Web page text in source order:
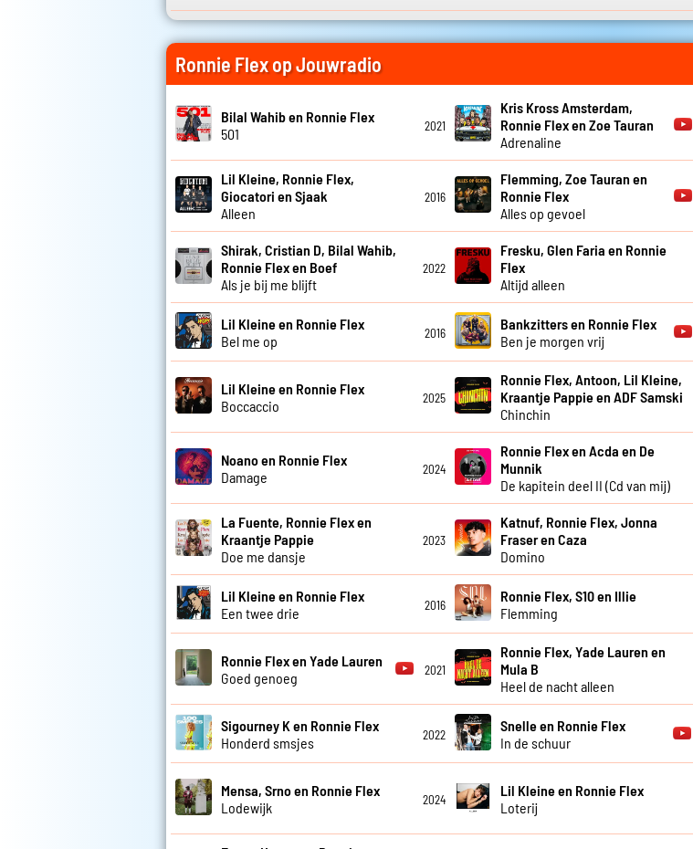
Ronnie Flex op Jouwradio
Bilal Wahib en Ronnie Flex
501
2021
Kris Kross Amsterdam,
Ronnie Flex en Zoe Tauran
Adrenaline
Lil Kleine, Ronnie Flex,
Giocatori en Sjaak
Alleen
2016
Flemming, Zoe Tauran en
Ronnie Flex
Alles op gevoel
Shirak, Cristian D, Bilal Wahib,
Ronnie Flex en Boef
Als je bij me blijft
2022
Fresku, Glen Faria en Ronnie
Flex
Altijd alleen
Lil Kleine en Ronnie Flex
Bel me op
2016
Bankzitters en Ronnie Flex
Ben je morgen vrij
Lil Kleine en Ronnie Flex
Boccaccio
2025
Ronnie Flex, Antoon, Lil Kleine,
Kraantje Pappie en ADF Samski
Chinchin
Noano en Ronnie Flex
Damage
2024
Ronnie Flex en Acda en De
Munnik
De kapitein deel II (Cd van mij)
La Fuente, Ronnie Flex en
Kraantje Pappie
Doe me dansje
2023
Katnuf, Ronnie Flex, Jonna
Fraser en Caza
Domino
Lil Kleine en Ronnie Flex
Een twee drie
2016
Ronnie Flex, S10 en Illie
Flemming
Ronnie Flex en Yade Lauren
Goed genoeg
2021
Ronnie Flex, Yade Lauren en
Mula B
Heel de nacht alleen
Sigourney K en Ronnie Flex
Honderd smsjes
2022
Snelle en Ronnie Flex
In de schuur
Mensa, Srno en Ronnie Flex
Lodewijk
2024
Lil Kleine en Ronnie Flex
Loterij